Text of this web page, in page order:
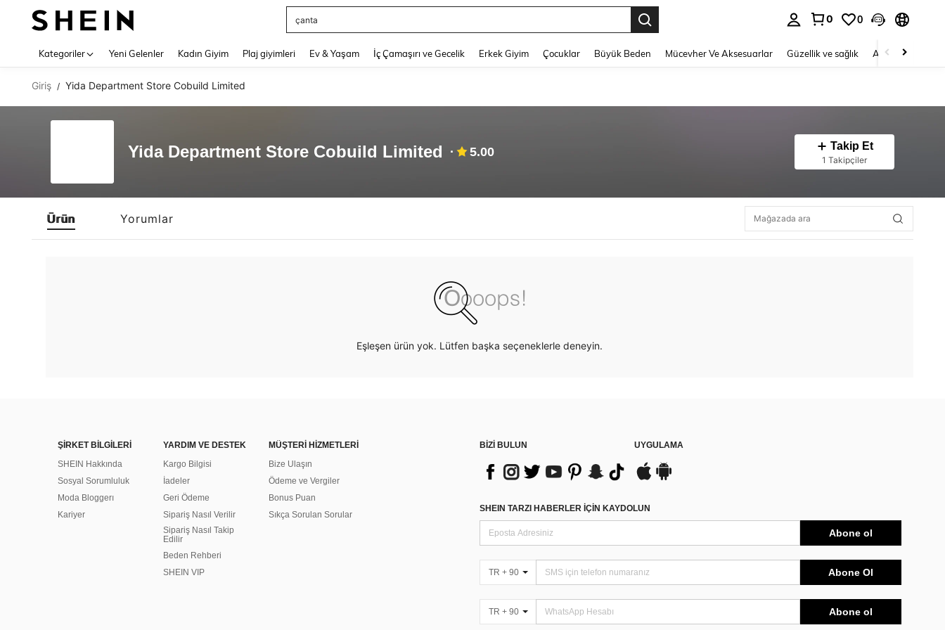
çanta
0 0
Kategoriler Yeni Gelenler Kadın Giyim Plaj giyimleri Ev & Yaşam İç Çamaşırı ve Gecelik Erkek Giyim Çocuklar Büyük Beden Mücevher Ve Aksesuarlar Güzellik ve sağlık Ayakkabı
Giriş / Yida Department Store Cobuild Limited
Yida Department Store Cobuild Limited 5.00 Takip Et
1 Takipçiler
Ürün Yorumlar
Eşleşen ürün yok. Lütfen başka seçeneklerle deneyin.
ŞİRKET BİLGİLERİ
SHEIN Hakkında
Sosyal Sorumluluk
Moda Bloggerı
Kariyer
YARDIM VE DESTEK
Kargo Bilgisi
İadeler
Geri Ödeme
Sipariş Nasıl Verilir
Sipariş Nasıl Takip
Edilir
Beden Rehberi
SHEIN VIP
MÜŞTERİ HİZMETLERİ
Bize Ulaşın
Ödeme ve Vergiler
Bonus Puan
Sıkça Sorulan Sorular
BİZİ BULUN UYGULAMA
SHEIN TARZI HABERLER IÇIN KAYDOLUN
Abone ol
TR + 90 Abone Ol
TR + 90 Abone ol